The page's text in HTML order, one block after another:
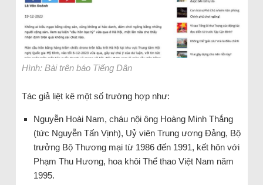
Hình: Bài trên báo Tiếng Dân
Tác giả liệt kê một số trường hợp như:
Nguyễn Hoài Nam, cháu nội ông Hoàng Minh Thắng
(tức Nguyễn Tấn Vịnh), Uỷ viên Trung ương Đảng, Bộ
trưởng Bộ Thương mại từ 1986 đến 1991, kết hôn với
Phạm Thu Hương, hoa khôi Thể thao Việt Nam năm
1995.